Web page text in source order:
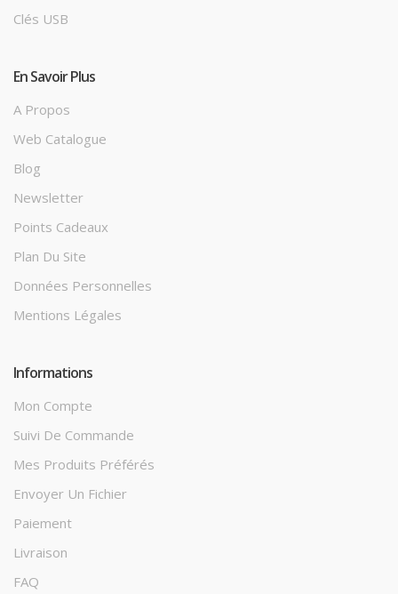
Clés USB
En Savoir Plus
A Propos
Web Catalogue
Blog
Newsletter
Points Cadeaux
Plan Du Site
Données Personnelles
Mentions Légales
Informations
Mon Compte
Suivi De Commande
Mes Produits Préférés
Envoyer Un Fichier
Paiement
Livraison
FAQ